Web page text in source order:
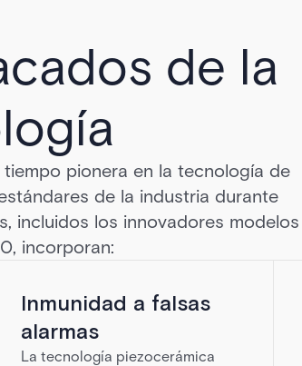
de la
pionera en la tecnología de
de la industria durante
incluidos los innovadores modelos
incorporan:
Inmunidad a falsas
alarmas
La tecnología piezocerámica